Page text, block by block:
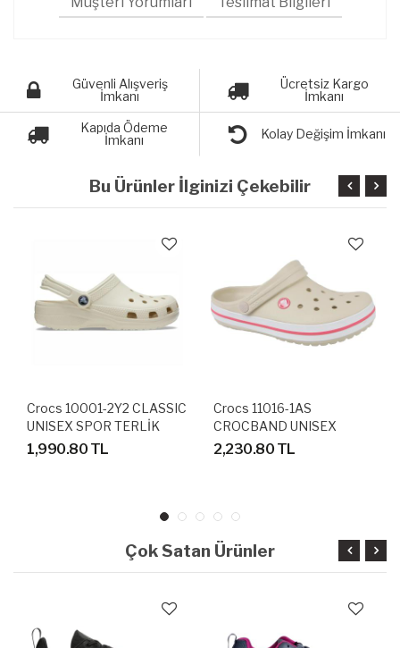
Güvenli Alışveriş
İmkanı
Ücretsiz Kargo
İmkanı
Kapıda Ödeme
İmkanı
Kolay Değişim İmkanı
Bu Ürünler İlginizi Çekebilir
Crocs 10001-2Y2 CLASSIC
UNISEX SPOR TERLİK
SANDALET
1,990.80 TL
Crocs 11016-1AS
CROCBAND UNISEX
SANDALET TERLİK
2,230.80 TL
Çok Satan Ürünler